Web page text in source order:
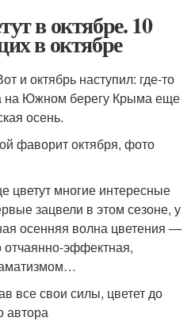
в октябре. 10
в октябре
и октябрь наступил: где-то
на Южном берегу Крыма еще
осень.
фаворит октября, фото
цветут многие интересные
зацвели в этом сезоне, у
осенняя волна цветения —
отчаянно-эффектная,
все свои силы, цветет до
автора